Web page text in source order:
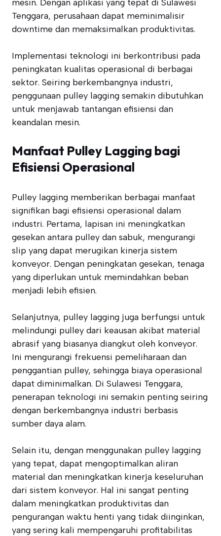
mesin. Dengan aplikasi yang tepat di Sulawesi
Tenggara, perusahaan dapat meminimalisir
downtime dan memaksimalkan produktivitas.
Implementasi teknologi ini berkontribusi pada
peningkatan kualitas operasional di berbagai
sektor. Seiring berkembangnya industri,
penggunaan pulley lagging semakin dibutuhkan
untuk menjawab tantangan efisiensi dan
keandalan mesin.
Manfaat Pulley Lagging bagi
Efisiensi Operasional
Pulley lagging memberikan berbagai manfaat
signifikan bagi efisiensi operasional dalam
industri. Pertama, lapisan ini meningkatkan
gesekan antara pulley dan sabuk, mengurangi
slip yang dapat merugikan kinerja sistem
konveyor. Dengan peningkatan gesekan, tenaga
yang diperlukan untuk memindahkan beban
menjadi lebih efisien.
Selanjutnya, pulley lagging juga berfungsi untuk
melindungi pulley dari keausan akibat material
abrasif yang biasanya diangkut oleh konveyor.
Ini mengurangi frekuensi pemeliharaan dan
penggantian pulley, sehingga biaya operasional
dapat diminimalkan. Di Sulawesi Tenggara,
penerapan teknologi ini semakin penting seiring
dengan berkembangnya industri berbasis
sumber daya alam.
Selain itu, dengan menggunakan pulley lagging
yang tepat, dapat mengoptimalkan aliran
material dan meningkatkan kinerja keseluruhan
dari sistem konveyor. Hal ini sangat penting
dalam meningkatkan produktivitas dan
pengurangan waktu henti yang tidak diinginkan,
yang sering kali mempengaruhi profitabilitas